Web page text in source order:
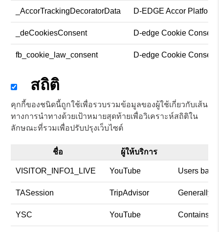
_AccorTrackingDecoratorData D-EDGE Accor Platform
_deCookiesConsent D-edge Cookie Consent
fb_cookie_law_consent D-edge Cookie Consent
สถิติ
คุกกี้ของชนิดนี้ถูกใช้เพื่อรวบรวมข้อมูลของผู้ใช้เกี่ยวกับเส้น
ทางการนำทางด้วยเป้าหมายสุดท้ายเพื่อวิเคราะห์สถิติใน
ลักษณะที่รวมเพื่อปรับปรุงเว็บไซต์
ชื่อ ผู้ให้บริการ
VISITOR_INFO1_LIVE YouTube Users
TASession TripAdvisor Generally
YSC YouTube Contains